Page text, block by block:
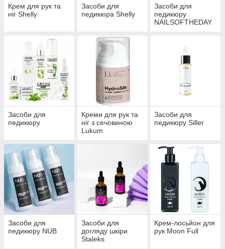
Крем для рук та
ніг Shelly
Засоби для
педикюра Shelly
Засоби для
педикюру
NAILSOFTHEDAY
Засоби для
педикюру
Креми для рук та
ніг з сечовиною
Lukum
Засоби для
педикюру Siller
Засоби для
педикюру NUB
Засоби для
догляду шкіри
Staleks
Крем-лосьйон для
рук Moon Full